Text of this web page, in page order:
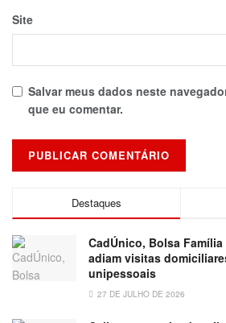
Site
Salvar meus dados neste
que eu comentar.
Destaques
CadÚnico, Bolsa
adiam visitas
unipessoais
27 DE JULHO DE 2026